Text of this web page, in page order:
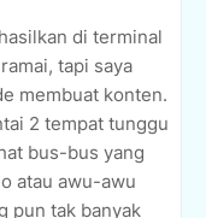
di terminal
tapi saya
membuat konten.
2 tempat tunggu
bus-bus yang
atau awu-awu
pun tak banyak